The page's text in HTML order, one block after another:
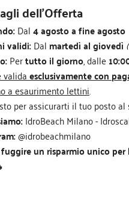
dell'Offerta
Dal 4 agosto a fine agosto
validi: Dal martedì al giovedì
Per tutto il giorno, dalle
validaesclusivamente con
a esaurimento lettini.
per assicurarti il tuo posto al
IdroBeach Milano -
@idrobeachmilano
un risparmio unico